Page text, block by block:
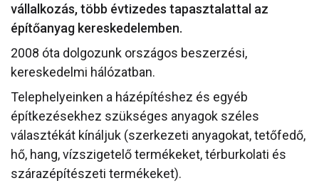
vállalkozás, több évtizedes tapasztalattal az
építőanyag kereskedelemben.
2008 óta dolgozunk országos beszerzési,
kereskedelmi hálózatban.
Telephelyeinken a házépítéshez és egyéb
építkezésekhez szükséges anyagok széles
választékát kínáljuk (szerkezeti anyagokat, tetőfedő,
hő, hang, vízszigetelő termékeket, térburkolati és
szárazépítészeti termékeket).